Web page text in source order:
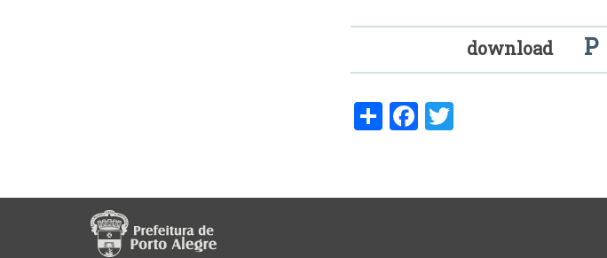
download P
ShareFacebook
Twitter